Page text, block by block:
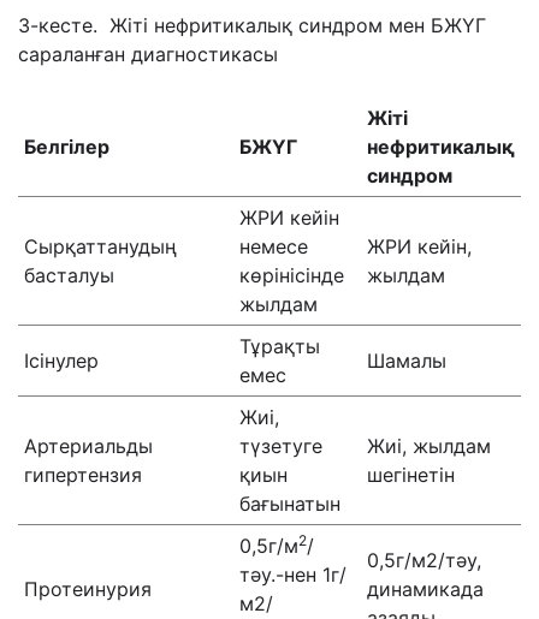
3-кесте. Жіті нефритикалық синдром мен БЖҮГ
сараланған диагностикасы
Белгілер БЖҮГ
Жіті
нефритикалық
синдром
Сырқаттанудың
басталуы
ЖРИ кейін
немесе
көрінісінде
жылдам
ЖРИ кейін,
жылдам
Ісінулер
Тұрақты
емес
Шамалы
Артериальды
гипертензия
Жиі,
түзетуге
қиын
бағынатын
Жиі, жылдам
шегінетін
Протеинурия
0,5г/м2/
тәу.-нен 1г/
м2/
0,5г/м2/тәу,
динамикада